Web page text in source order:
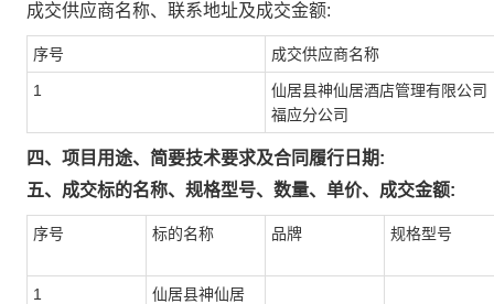
成交供应商名称、联系地址及成交金额:
序号 成交供应商名称
1
仙居县神仙居酒店管理有限公司
福应分公司
四、项目用途、简要技术要求及合同履行日期:
五、成交标的名称、规格型号、数量、单价、成交金额:
序号 标的名称 品牌 规格型号
1
仙居县神仙居